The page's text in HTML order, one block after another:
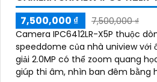
7,500,000 ₫
7,500,000 ₫
Camera IPC6412LR-X5P thuộc
speeddome của nhà uniview với
giải 2.0MP có thể zoom quang
giúp thi âm, nhìn ban đêm bằng